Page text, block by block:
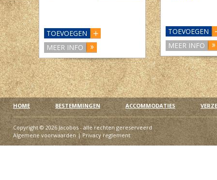
TOEVOEGEN
MEER INFO
TOEVOEGEN
MEER INFO
HOME BESTEMMINGEN ACCOMMODATIES
Copyright © 2026 Jacobos - alle rechten gereserveerd
Algemene voorwaarden|Privacy reglement